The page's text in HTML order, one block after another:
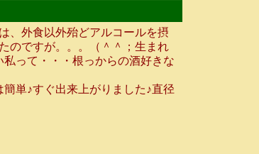
、外食以外殆どアルコールを摂
のですが。。。（＾＾；生まれ
って・・・根っからの酒好きな
単♪すぐ出来上がりました♪直径